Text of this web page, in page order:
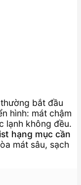
bắt đầu
hình: mát chậm
lạnh không đều.
hạng mục cần
mát sâu, sạch